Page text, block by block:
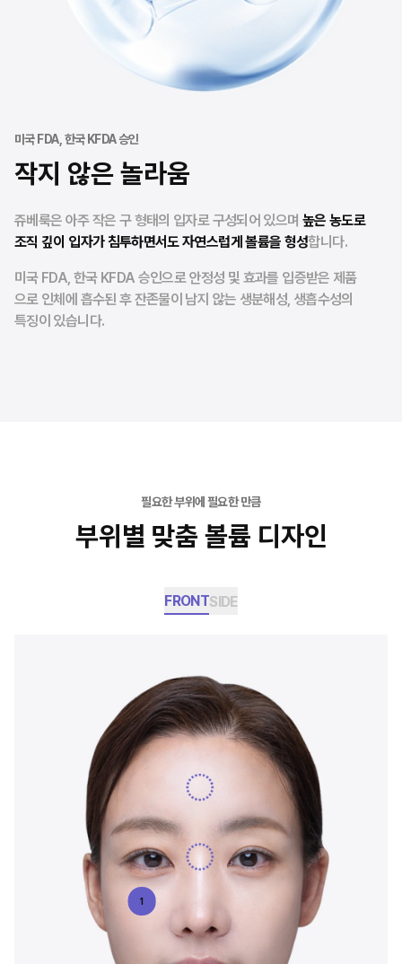
미국 FDA, 한국 KFDA 승인
작지 않은 놀라움
쥬베룩은 아주 작은 구 형태의 입자로 구성되어 있으며 높은 농도로
조직 깊이 입자가 침투하면서도 자연스럽게 볼륨을 형성합니다.
미국 FDA, 한국 KFDA 승인으로 안정성 및 효과를 입증받은 제품
으로 인체에 흡수된 후 잔존물이 남지 않는 생분해성, 생흡수성의
특징이 있습니다.
필요한 부위에 필요한 만큼
부위별 맞춤 볼륨 디자인
FRONTSIDE
1